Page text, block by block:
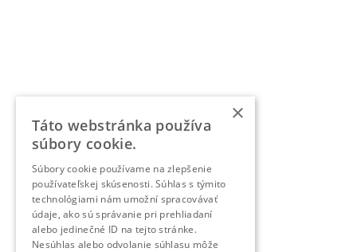
×
Táto webstránka používa
súbory cookie.
Súbory cookie používame na zlepšenie
používateľskej skúsenosti. Súhlas s týmito
technológiami nám umožní spracovávať
údaje, ako sú správanie pri prehliadaní
alebo jedinečné ID na tejto stránke.
Nesúhlas alebo odvolanie súhlasu môže